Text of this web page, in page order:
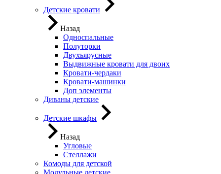
Детские кровати
Назад
Односпальные
Полуторки
Двухъярусные
Выдвижные кровати для двоих
Кровати-чердаки
Кровати-машинки
Доп элементы
Диваны детские
Детские шкафы
Назад
Угловые
Стеллажи
Комоды для детской
Модульные детские